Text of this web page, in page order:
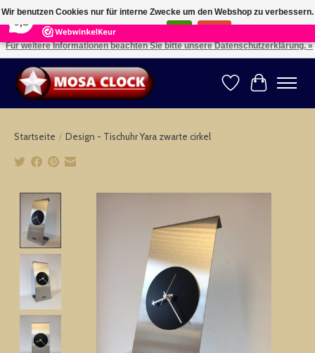
164 Reviews ×
Kies uw taal: NL -- Wählen Sie ihre Sprache: DE -- Choose your language: EN ⇓ ⇒
Wunschzettel
Ihr
Startseite / Design - Tischuhr Yara zwarte cirkel
Wir benutzen Cookies nur für interne Zwecke um den Webshop zu verbessern.
Ist das in Ordnung?
Für weitere Informationen beachten Sie bitte unsere Datenschutzerklärung. »